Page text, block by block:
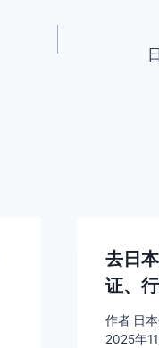
去日
证、
作者 日
2025年